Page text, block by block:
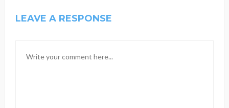
LEAVE A RESPONSE